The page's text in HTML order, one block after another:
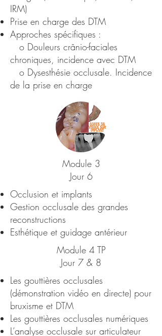
IRM)
Prise en charge des DTM
Approches spécifiques :
o Douleurs crânio-faciales
chroniques, incidence avec DTM
o Dysesthésie occlusale. Incidence
de la prise en charge
Module 3
Jour 6
Occlusion et implants
Gestion occlusale des grandes
reconstructions
Esthétique et guidage antérieur
Module 4 TP
Jour 7 & 8
Les gouttières occlusales
(démonstration vidéo en directe) pour
bruxisme et DTM
Les gouttières occlusales numériques
L’analyse occlusale sur articulateur